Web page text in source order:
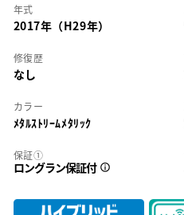
年式
2017年（H29年）
修復歴
なし
カラー
ﾒﾀﾙｽﾄﾘｰﾑﾒﾀﾘｯｸ
保証①
ロングラン保証付